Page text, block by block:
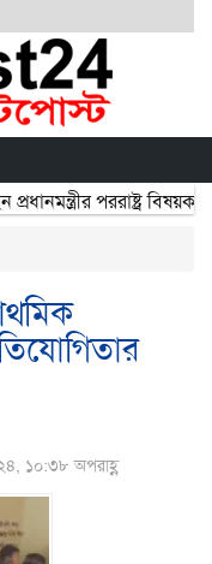
পররাষ্ট্র বিষয়ক
১০:৩৮ অপরাহ্ণ